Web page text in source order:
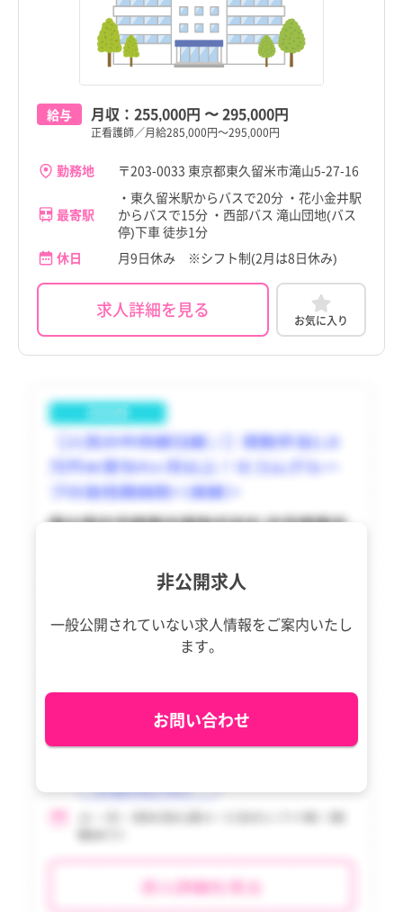
京都府
大阪府
奈良県
和歌山県
鳥取県
岡山県
広島県
山口県
香川県
愛媛県
高知県
沖縄県
tax_region
小金井市
日野市
国立市
福生市
狛江市
東大和市
東久留米市
多摩市
稲城市
羽村市
瑞穂町
その他（福祉・介護関係資格など）
その他
その他
パート・アルバイト（夜勤なし）
パート・アルバイト（夜勤のみ）
電子カルテあり
高給与
給与 月収： 255,000円 〜295,000円
正看護師／月給285,000円～295,000円
勤務地 〒203-0033 東京都東久留米市滝山5-27-16
最寄駅
・東久留米駅からバスで20分 ・花小金井駅
からバスで15分 ・西部バス 滝山団地(バス
停)下車 徒歩1分
休日
月9日休み ※シフト制(2月は8日休み)
求人詳細を見る お気に入り
非公開求人
一般公開されていない求人情報をご案内いたし
ます。
お問い合わせ
京都府
大阪府
奈良県
和歌山県
鳥取県
岡山県
広島県
山口県
香川県
愛媛県
高知県
沖縄県
tax_region
小金井市
日野市
国立市
福生市
狛江市
東大和市
東久留米市
多摩市
稲城市
羽村市
瑞穂町
その他（福祉・介護関係資格など）
その他
その他
パート・アルバイト（夜勤なし）
パート・アルバイト（夜勤のみ）
電子カルテあり
高給与